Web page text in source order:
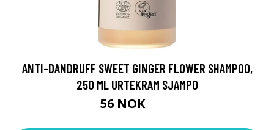
ANTI-DANDRUFF SWEET GINGER FLOWER SHAMPOO,
250 ML URTEKRAM SJAMPO
56 NOK